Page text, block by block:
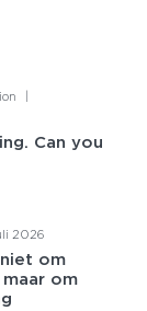
Can you
2026
om
om